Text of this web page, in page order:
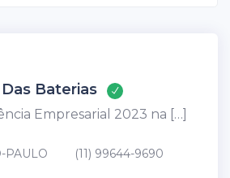
Das Baterias
Empresarial 2023 na […]
PAULO (11) 99644-9690